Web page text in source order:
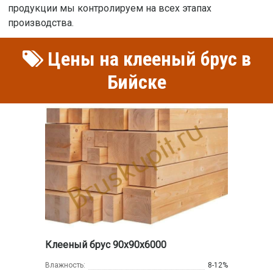
продукции мы контролируем на всех этапах
производства.
Цены на клееный брус в
Бийске
Клееный брус 90х90х6000
Влажность:
8-12%